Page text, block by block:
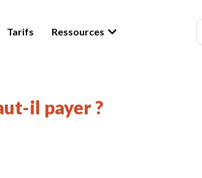
Tarifs Ressources
il payer ?